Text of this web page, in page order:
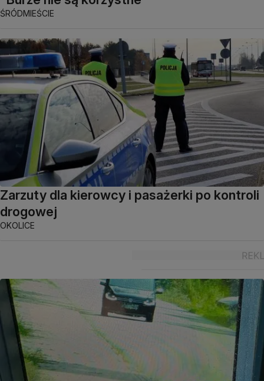
ŚRÓDMIEŚCIE
Zarzuty dla kierowcy i pasażerki po kontroli
drogowej
OKOLICE